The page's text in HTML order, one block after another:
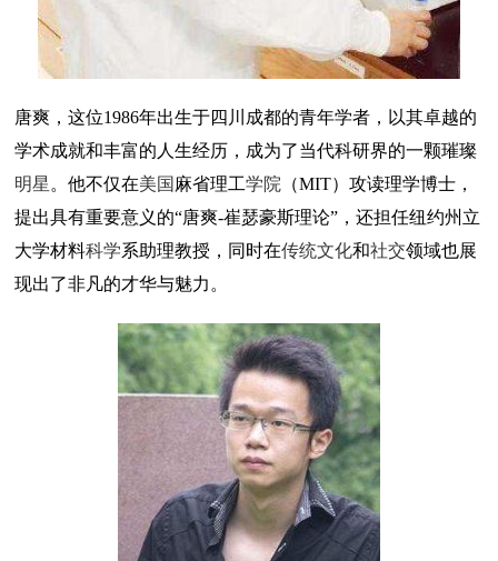
唐爽，这位1986年出生于四川成都的青年学者，以其卓越的
学术成就和丰富的人生经历，成为了当代科研界的一颗璀璨
明星 。他不仅在美国 麻省理工学院 （MIT）攻读理学博士，
提出具有重要意义的“唐爽-崔瑟豪斯理论”，还担任纽约州立
大学材料科学系助理教授，同时在传统文化和社交领域也展
现出了非凡的才华与魅力。